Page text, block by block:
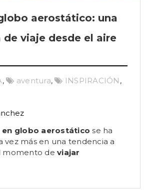
aerostático: una
de viaje desde el aire
, aventura, INSPIRACIÓN ,
en globo aerostático se ha
vez más en una tendencia a
momento de viajar